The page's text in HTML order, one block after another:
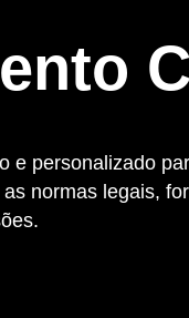
e personalizado
normas legais,